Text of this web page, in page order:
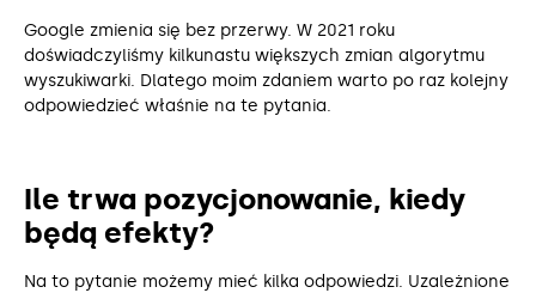
Google zmienia się bez przerwy. W 2021 roku
doświadczyliśmy kilkunastu większych zmian algorytmu
wyszukiwarki. Dlatego moim zdaniem warto po raz kolejny
odpowiedzieć właśnie na te pytania.
Ile trwa pozycjonowanie, kiedy
będą efekty?
Na to pytanie możemy mieć kilka odpowiedzi. Uzależnione